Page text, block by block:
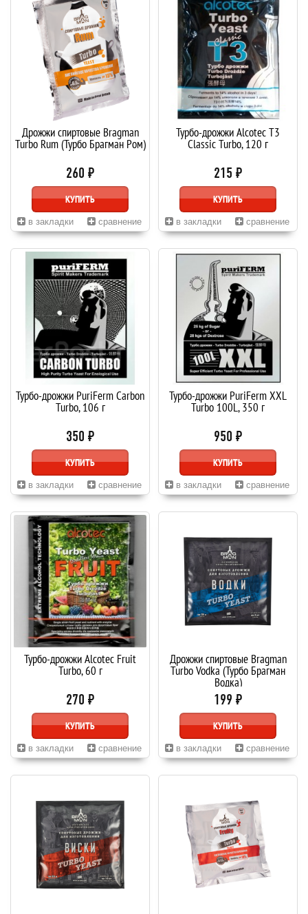
Дрожжи спиртовые Bragman
Turbo Rum (Турбо Брагман Ром)
260 ₽
КУПИТЬ
в закладки сравнение
Турбо-дрожжи Alcotec T3
Classic Turbo, 120 г
215 ₽
КУПИТЬ
в закладки сравнение
Турбо-дрожжи PuriFerm Carbon
Turbo, 106 г
350 ₽
КУПИТЬ
в закладки сравнение
Турбо-дрожжи PuriFerm XXL
Turbo 100L, 350 г
950 ₽
КУПИТЬ
в закладки сравнение
Турбо-дрожжи Alcotec Fruit
Turbo, 60 г
270 ₽
КУПИТЬ
в закладки сравнение
Дрожжи спиртовые Bragman
Turbo Vodka (Турбо Брагман
Водка)
199 ₽
КУПИТЬ
в закладки сравнение